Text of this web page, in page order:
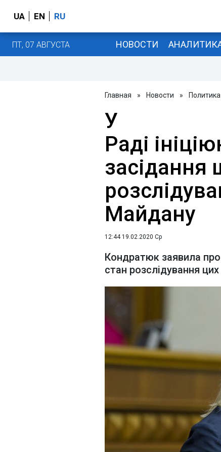
UA EN RU
ПТ, 07 АВГУСТА НОВОСТИ
Главная » Новости » Политика
У
Раді
засідання
Майдану
12:44 19.02.2020 Ср
Кондратюк заявила про
стан розслідування